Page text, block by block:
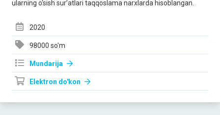
ulаrning o‘sish sur’аtlаri tаqqoslаmа nаrxlаrdа hisoblаngаn.
2020
98000 so'm
Mundarija
Elektron do'kon